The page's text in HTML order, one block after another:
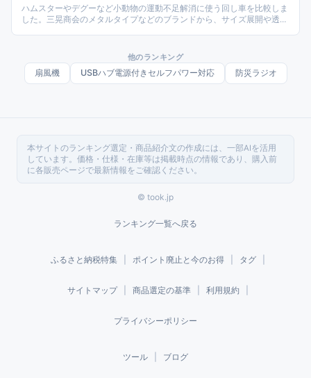
ハムスターやデグーなど小動物の運動不足解消に使う回し車を比較しま
した。三晃商会のメタルタイプなどのブランドから、サイズ展開や透明
他のランキング
扇風機 USBハブ電源付きセルフパワー対応 防災ラジオ
本サイトのランキング選定・商品紹介文の作成には、一部AIを活用
しています。価格・仕様・在庫等は掲載時点の情報であり、購入前
に各販売ページで最新情報をご確認ください。
© took.jp
ランキング一覧へ戻る
ふるさと納税特集 ポイント廃止と今のお得 タグ
サイトマップ 商品選定の基準 利用規約
プライバシーポリシー
ツール ブログ